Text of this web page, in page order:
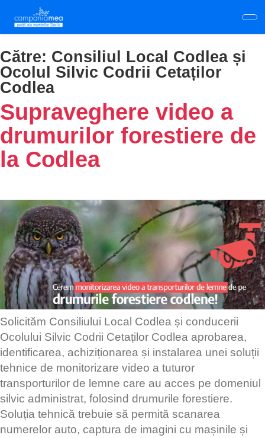
main
content
Către: Consiliul Local Codlea și
Ocolul Silvic Codrii Cetaților
Codlea
Supraveghere video a
drumurilor forestiere de
la Codlea
Solicităm Consiliului Local Codlea și conducerii
Ocolului Silvic Codrii Cetaților Codlea aprobarea,
identificarea, achiziționarea și instalarea unei soluții
tehnice de monitorizare video a tuturor
transporturilor de lemne care au acces pe domeniul
silvic administrat, folosind drumurile forestiere.
Soluția tehnică trebuie să permită scanarea
numerelor auto, captura de imagini cu mașinile și